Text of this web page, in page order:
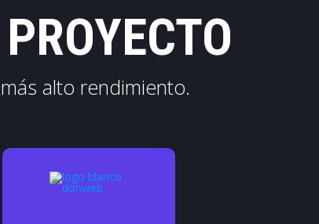
alto rendimiento.